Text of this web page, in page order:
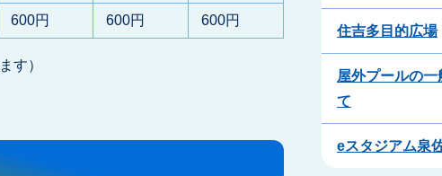
600円 600円 600円
す）
住吉多目的広場
屋外プールの
て
eスタジアム泉